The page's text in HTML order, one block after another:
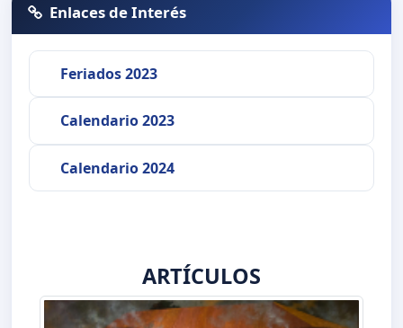
Enlaces de Interés
Feriados 2023
Calendario 2023
Calendario 2024
ARTÍCULOS